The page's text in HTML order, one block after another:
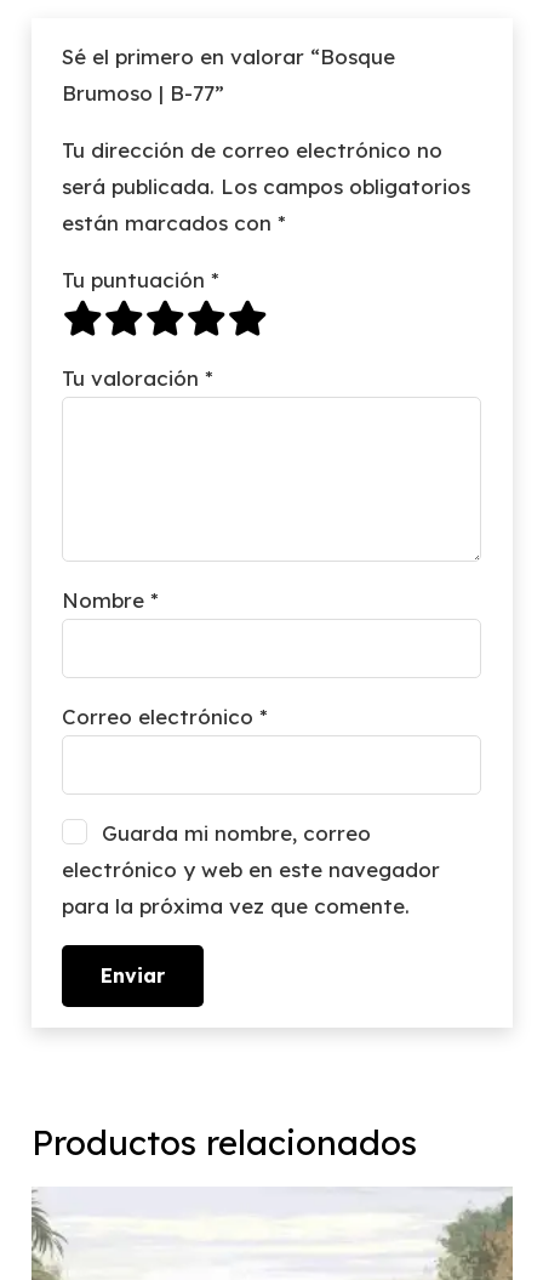
Sé el primero en valorar “Bosque
Brumoso | B-77”
Tu dirección de correo electrónico no
será publicada. Los campos obligatorios
están marcados con *
Tu puntuación *
Tu valoración *
Nombre *
Correo electrónico *
Guarda mi nombre, correo
electrónico y web en este navegador
para la próxima vez que comente.
Productos relacionados